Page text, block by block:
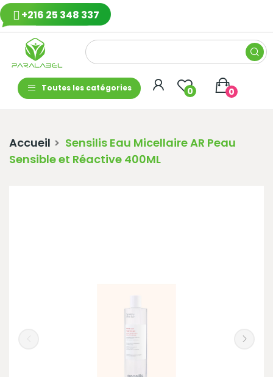
+216 25 348 337
Toutes les catégories 0 0
Accueil
Sensilis Eau Micellaire AR Peau
Sensible et Réactive 400ML